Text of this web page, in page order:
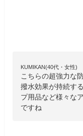
KUMIKAN(40代・女性)
こちらの超強力な
撥水効果が持続す
プ用品など様々な
ですね